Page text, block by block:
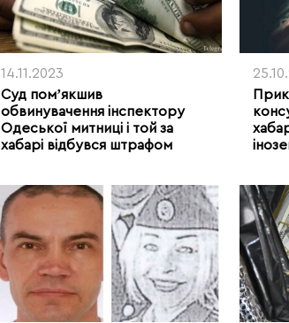
14.11.2023
Суд помʼякшив
обвинувачення інспектору
Одеської митниці і той за
хабарі відбувся штрафом